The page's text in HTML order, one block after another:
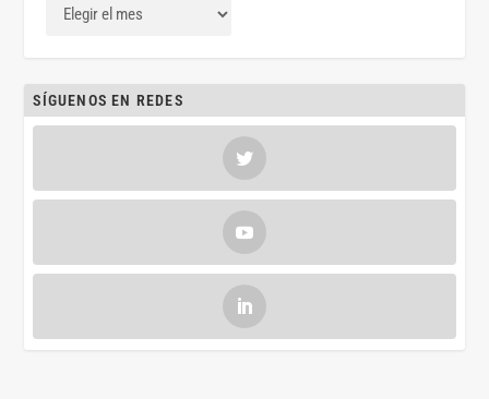
SÍGUENOS EN REDES